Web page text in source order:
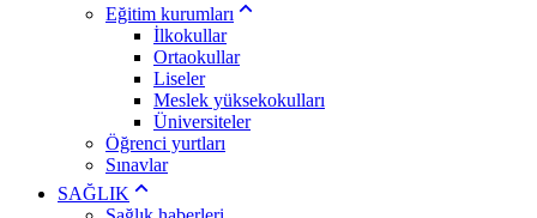
Eğitim kurumları
İlkokullar
Ortaokullar
Liseler
Meslek yüksekokulları
Üniversiteler
Öğrenci yurtları
Sınavlar
SAĞLIK